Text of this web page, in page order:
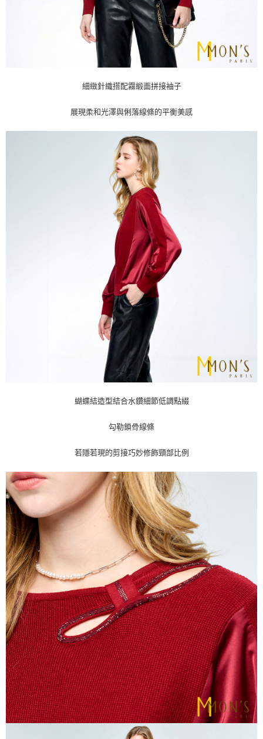
４．使用「AFTEE先享後付」時，將依據個別帳號之用戶狀況，依本公司即
時審查核予不同之上限額度；若仍有額度不足之情形，本公司將視審查結果
請求用戶進行身份認證。
５．嚴禁一人註冊多個帳號或使用他人資訊註冊。若發現惡意使用之情形，
恩沛科技股份有限公司將有權停止該用戶之使用額度並採取法律行動。
細緻針織搭配霧緞面拼接袖子
展現柔和光澤與俐落線條的平衡美感
蝴蝶結造型結合水鑽細節低調點綴
勾勒鎖骨線條
若隱若現的剪接巧妙修飾頸部比例